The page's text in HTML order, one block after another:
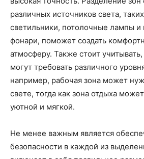
различных источников света,
светильники, потолочные лампы и
фонари, поможет создать
атмосферу. Также стоит
могут требовать различного
например, рабочая зона может
свете, тогда как зона отдыха
уютной и мягкой.
Не менее важным является
безопасности в каждой из